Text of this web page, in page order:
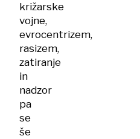
križarske
vojne,
evrocentrizem,
rasizem,
zatiranje
in
nadzor
pa
se
še